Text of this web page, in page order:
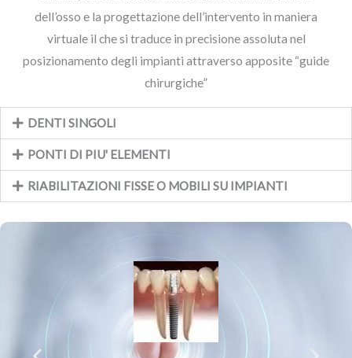
dell’osso e la progettazione dell’intervento in maniera
virtuale il che si traduce in precisione assoluta nel
posizionamento degli impianti attraverso apposite “guide
chirurgiche”
DENTI SINGOLI
PONTI DI PIU' ELEMENTI
RIABILITAZIONI FISSE O MOBILI SU IMPIANTI